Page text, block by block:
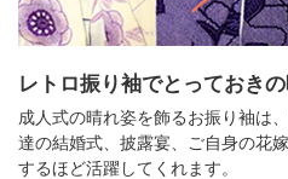
レトロ振り袖でとっておき
成人式の晴れ姿を飾るお振り袖は
達の結婚式、披露宴、ご自身の花
するほど活躍してくれます。